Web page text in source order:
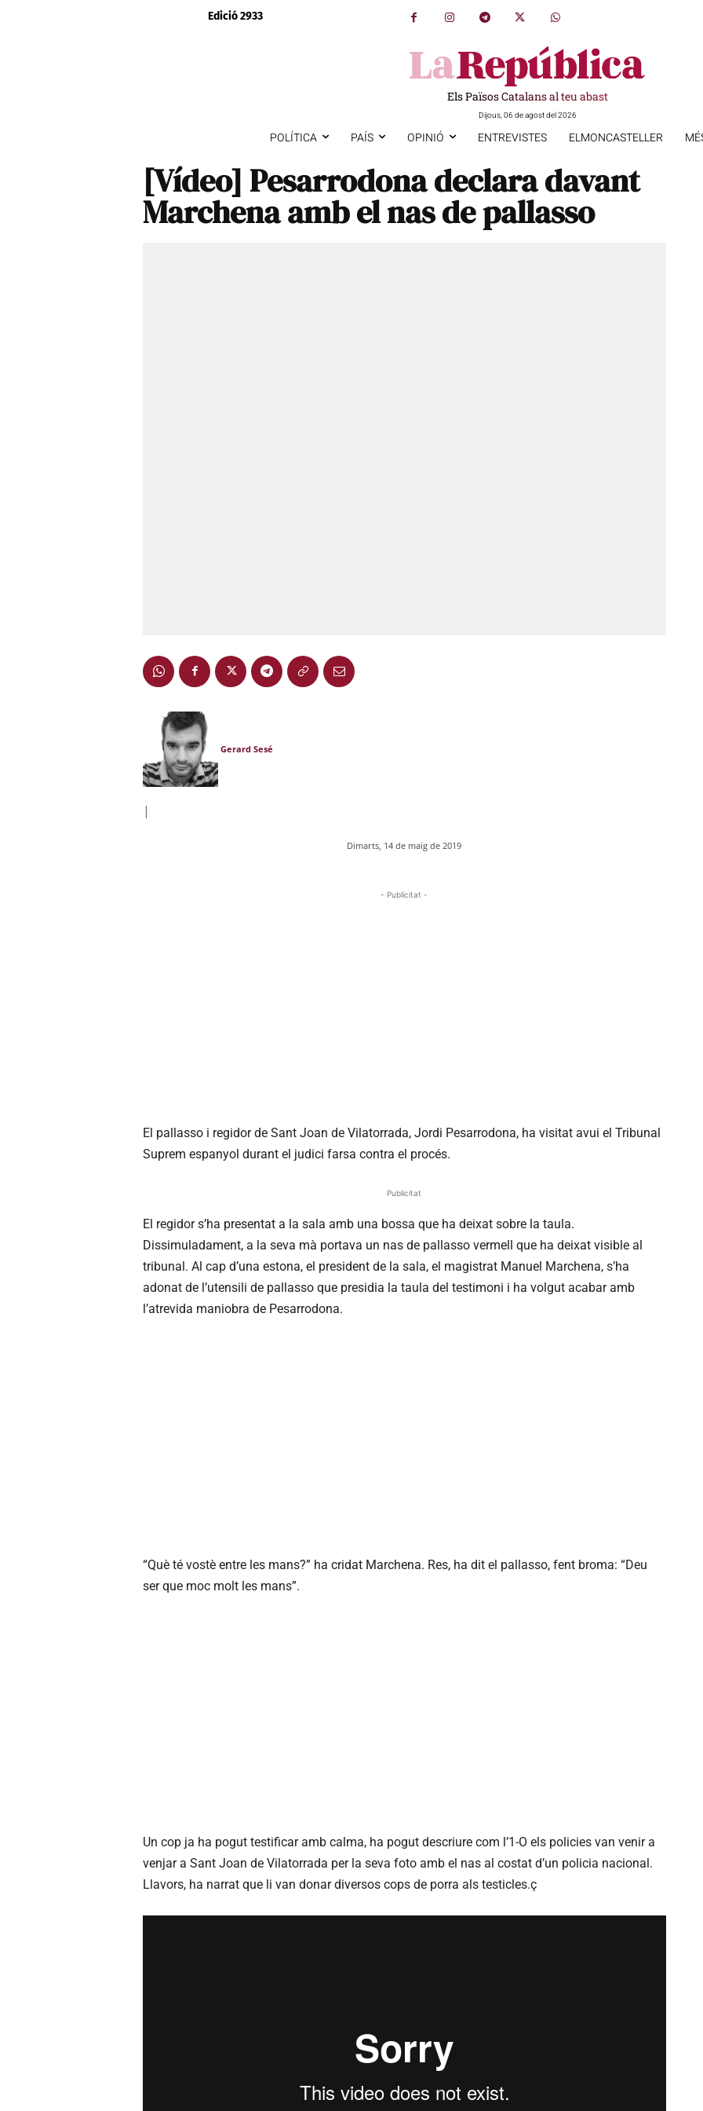
Edició 2933
Els Països Catalans al teu abast
Dijous, 06 de agost del 2026
POLÍTICA PAÍS OPINIÓ ENTREVISTES ELMONCASTELLER
[Vídeo] Pesarrodona declara davant
Marchena amb el nas de pallasso
Gerard Sesé
|
Dimarts, 14 de maig de 2019
- Publicitat -
El pallasso i regidor de Sant Joan de Vilatorrada, Jordi Pesarrodona, ha visitat avui el Tribunal
Suprem espanyol durant el judici farsa contra el procés.
Publicitat
El regidor s’ha presentat a la sala amb una bossa que ha deixat sobre la taula.
Dissimuladament, a la seva mà portava un nas de pallasso vermell que ha deixat visible al
tribunal. Al cap d’una estona, el president de la sala, el magistrat Manuel Marchena, s’ha
adonat de l’utensili de pallasso que presidia la taula del testimoni i ha volgut acabar amb
l’atrevida maniobra de Pesarrodona.
“Què té vostè entre les mans?” ha cridat Marchena. Res, ha dit el pallasso, fent broma: “Deu
ser que moc molt les mans”.
Un cop ja ha pogut testificar amb calma, ha pogut descriure com l’1-O els policies van venir a
venjar a Sant Joan de Vilatorrada per la seva foto amb el nas al costat d’un policia nacional.
Llavors, ha narrat que li van donar diversos cops de porra als testicles.ç